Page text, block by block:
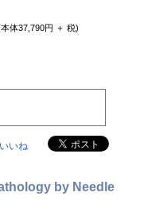
体37,790円 ＋ 税)
いいね
by Needle